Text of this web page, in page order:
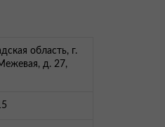
область, г.
д. 27,